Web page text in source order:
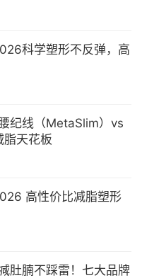
科学塑形不反弹，高
纪线（MetaSlim）vs
脂天花板
高性价比减脂塑形
肚腩不踩雷！七大品牌